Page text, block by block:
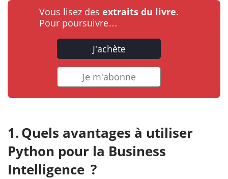
Vous lisez des extraits du livre.
Pour poursuivre…
J'achète
Je m'abonne
Quels avantages à utiliser
Python pour la Business
Intelligence ?